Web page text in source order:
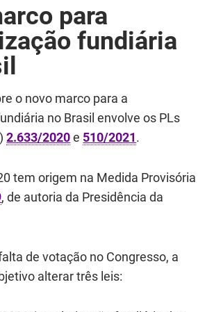
para
fundiária
o novo marco para a
no Brasil envolve os PLs
2.633/2020 e 510/2021.
tem origem na Medida Provisória
, de autoria da Presidência da
de votação no Congresso, a
alterar três leis: